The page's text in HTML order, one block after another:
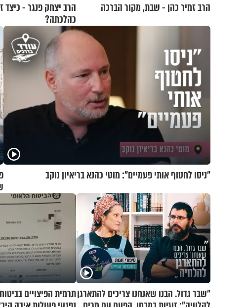
הרב זמיר כהן - שבת, מקור הברכה
הרב יצחק פנגר - כיצד
כהלכתה?
"ניסו לחטוף אותי פעמיים": מוטי כהנא בריאיון נוקב
"שבר גדול. הבנו שאנחנו צריכים להתארגןתרמית הפיצויים